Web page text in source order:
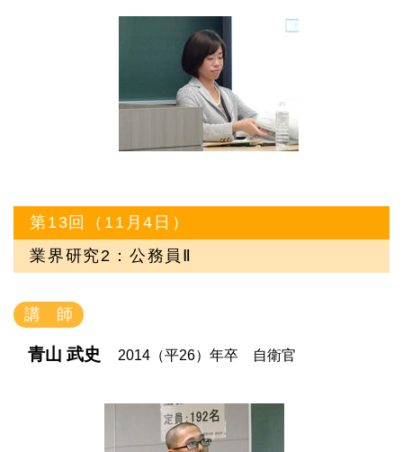
第13回（11月4日）
業界研究2：公務員Ⅱ
講 師
青山 武史 2014（平26）年卒 自衛官